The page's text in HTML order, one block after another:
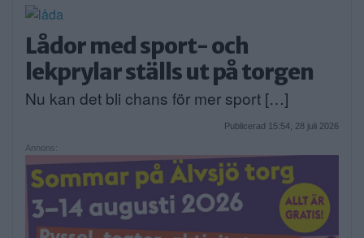
Lådor med sport- och
lekprylar ställs ut på torgen
Nu kan det bli chans för mer sport […]
Publicerad 15:54, 28 juli 2026
Annons: